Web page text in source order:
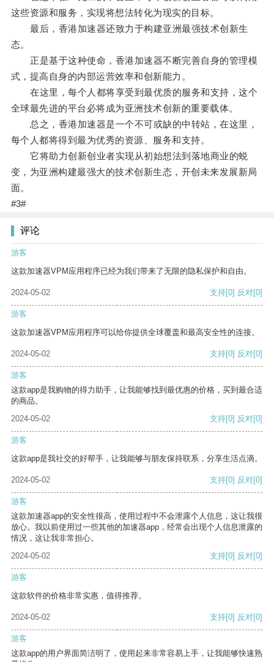
这些资源和服务，实现将想法转化为现实的目标。
最后，香港加速器还致力于构建亚洲最强技术创新生
态。
正是基于这种使命，香港加速器不断完善自身的管理模
式，提高自身的内部运营效率和创新能力。
在这里，每个人都将享受到最优质的服务和支持，这个
全球最先进的平台必将成为亚洲技术创新的重要载体。
总之，香港加速器是一个不可或缺的中转站，在这里，
每个人都将得到最为优秀的资源、服务和支持。
它将助力创新创业者实现从初始想法到落地商业的蜕
变，为亚洲构建最强大的技术创新生态，开创未来发展新局
面。
#3#
评论
游客
这款加速器VPM应用程序已经为我们带来了无限的隐私保护和自由。
2024-05-02 支持[0] 反对[0]
游客
这款加速器VPM应用程序可以给你提供全球覆盖和最高安全性的连接。
2024-05-02 支持[0] 反对[0]
游客
这款app是我购物的得力助手，让我能够找到最优惠的价格，买到最合适
的商品。
2024-05-02
支持[0] 反对[0]
游客
这款app是我社交的好帮手，让我能够与朋友保持联系，分享生活点滴。
2024-05-02 支持[0] 反对[0]
游客
这款加速器app的安全性很高，使用过程中不会泄露个人信息，这让我很
放心。我以前使用过一些其他的加速器app，经常会出现个人信息泄露的
情况，这让我非常担心。
2024-05-02
支持[0] 反对[0]
游客
这款软件的价格非常实惠，值得推荐。
2024-05-02 支持[0] 反对[0]
游客
这款app的用户界面简洁明了，使用起来非常容易上手，让我能够快速熟